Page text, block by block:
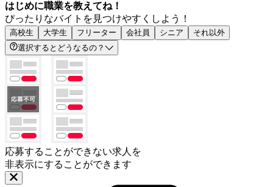
はじめに職業を教えてね！
ぴったりなバイトを見つけやすくしよう！
高校生 大学生 フリーター 会社員 シニア
それ以外
選択するとどうなるの？
応募することができない求人を
非表示にすることができます